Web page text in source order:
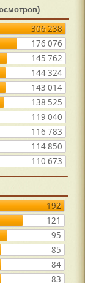
306 238
176 076
145 762
144 324
143 014
138 525
119 040
116 783
114 850
110 673
192
121
95
85
84
83